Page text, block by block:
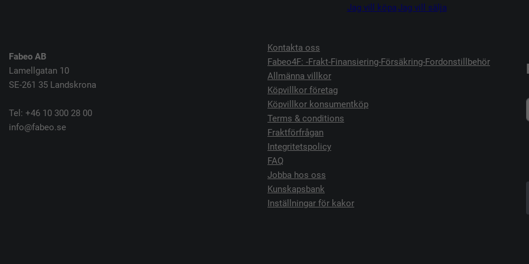
Jag vill köpaJag vill sälja
Fabeo AB
Lamellgatan 10
SE-261 35 Landskrona
Tel: +46 10 300 28 00
info@fabeo.se
Kontakta oss
Fabeo4F: -Frakt-Finansiering-Försäkring-Fordonstillbehör
Allmänna villkor
Köpvillkor företag
Köpvillkor konsumentköp
Terms & conditions
Fraktförfrågan
Integritetspolicy
FAQ
Jobba hos oss
Kunskapsbank
Inställningar för kakor
-